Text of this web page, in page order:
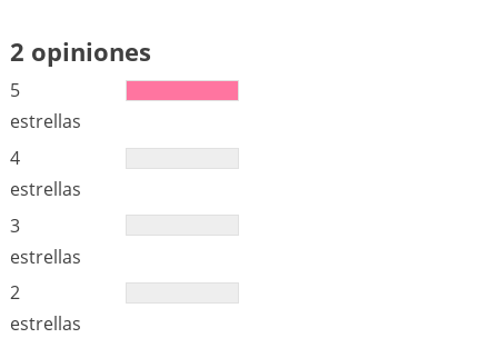
2 opiniones
5
estrellas
4
estrellas
3
estrellas
2
estrellas